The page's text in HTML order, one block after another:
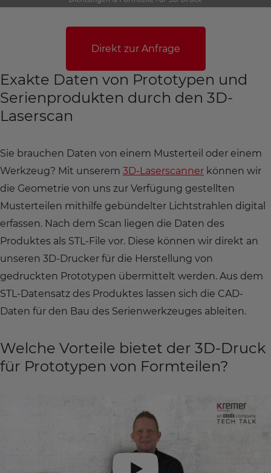
Direkt zur Anfrage
Exakte Daten von Prototypen und
Serienprodukten durch den 3D-
Laserscan
Sie brauchen Daten von einem Musterteil oder einem
Werkzeug? Mit unserem 3D-Laserscanner können wir
die Geometrie von uns zur Verfügung gestellten
Musterteilen mithilfe gebündelter Lichtstrahlen digital
erfassen. Nach dem Scan liegen die Daten des
Produktes als STL-File vor. Diese können wir direkt an
unseren 3D-Drucker für die Herstellung von
gedruckten Prototypen übermittelt werden. Aus dem
STL-Datensatz des Produktes lassen sich die CAD-
Daten für den Bau des Serienwerkzeuges ableiten.
Welche Vorteile bietet der 3D-Druck
für Prototypen von Formteilen?